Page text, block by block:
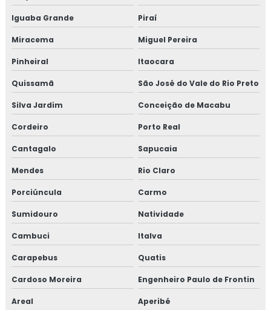
Consultoria em mapeamento de processos e gestão de
riscos
Consultoria em microbiologia de alimentos com base em
salmonella
Consultoria em migração da norma GMP+ 2020
Consultoria em migração para versão 6.0 da norma FSSC
22000
Consultoria em norma brc
Consultoria na norma FSSC 22000
Consultoria em plano gerenciamento de resíduos sólidos
Consultoria em política da qualidade
Consultoria em processos e elaboração de relatório de
auditoria
Consultoria em programa 5s
Iguaba Grande Piraí
Miracema Miguel Pereira
Pinheiral Itaocara
Quissamã São José do Vale do Rio Preto
Silva Jardim Conceição de Macabu
Cordeiro Porto Real
Cantagalo Sapucaia
Mendes Rio Claro
Porciúncula Carmo
Sumidouro Natividade
Cambuci Italva
Carapebus Quatis
Cardoso Moreira Engenheiro Paulo de Frontin
Areal Aperibé